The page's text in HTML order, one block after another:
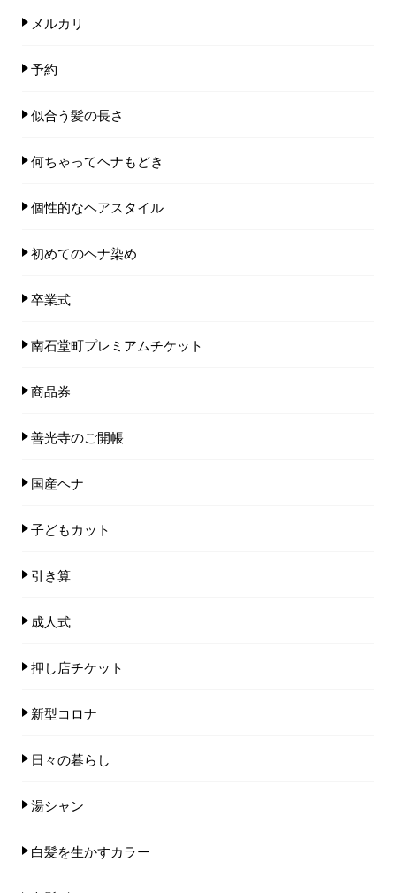
メルカリ
予約
似合う髪の長さ
何ちゃってヘナもどき
個性的なヘアスタイル
初めてのヘナ染め
卒業式
南石堂町プレミアムチケット
商品券
善光寺のご開帳
国産ヘナ
子どもカット
引き算
成人式
押し店チケット
新型コロナ
日々の暮らし
湯シャン
白髪を生かすカラー